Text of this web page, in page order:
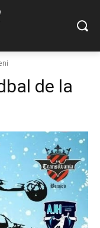
de la